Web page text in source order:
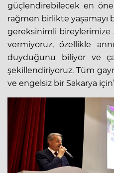
güçlendirebilecek en
rağmen birlikte yaşamayı
gereksinimli
vermiyoruz, özellikle
duyduğunu biliyor ve
şekillendiriyoruz. Tüm
ve engelsiz bir Sakarya